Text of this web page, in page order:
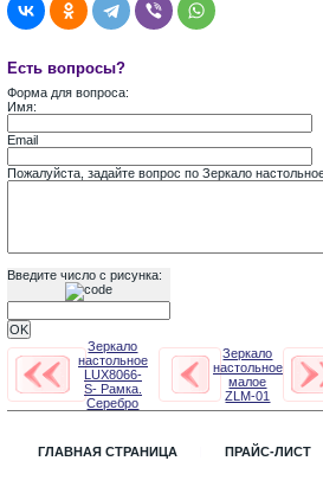
Есть вопросы?
Форма для вопроса:
Имя:
Email
Пожалуйста, задайте вопрос по Зеркало
Введите число с рисунка:
Зеркало
настольное
LUX8066-
S- Рамка.
Серебро
Зеркало
настольное
малое
ZLM-01
ГЛАВНАЯ СТРАНИЦА ПРАЙС-ЛИСТ